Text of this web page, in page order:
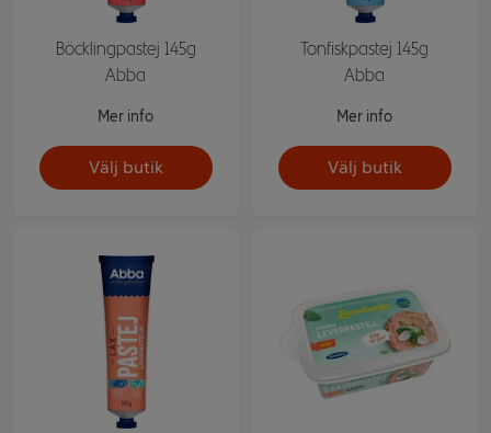
Böcklingpastej 145g
Abba
Mer info
Välj butik
Tonfiskpastej 145g
Abba
Mer info
Välj butik